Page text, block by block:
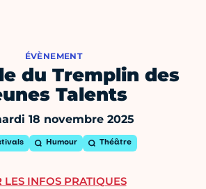
ÉVÈNEMENT
du Tremplin des
Talents
18 novembre 2025
Humour Théâtre
LES INFOS PRATIQUES